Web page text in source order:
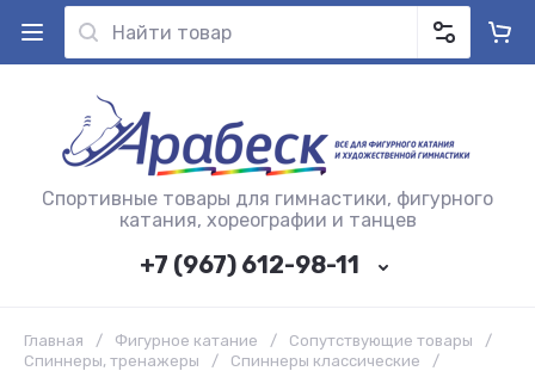
Спортивные товары для гимнастики, фигурного
катания, хореографии и танцев
+7 (967) 612-98-11
Главная / Фигурное катание / Сопутствующие товары
/
Спиннеры, тренажеры
/ Спиннеры классические
/